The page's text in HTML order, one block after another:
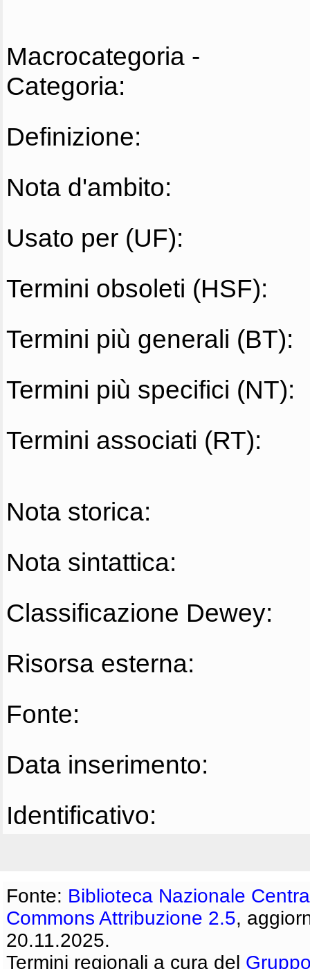
Macrocategoria -
Categoria:
Definizione:
Nota d'ambito:
Usato per (UF):
Termini obsoleti (HSF):
Termini più generali (BT):
Termini più specifici (NT):
Termini associati (RT):
Nota storica:
Nota sintattica:
Classificazione Dewey:
Risorsa esterna:
Fonte:
Data inserimento:
Identificativo:
Fonte: Biblioteca Nazionale
Commons Attribuzione 2.5,
20.11.2025.
Termini regionali a cura del